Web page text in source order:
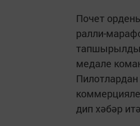
Почет
ралли-
медале
дип хәбәр